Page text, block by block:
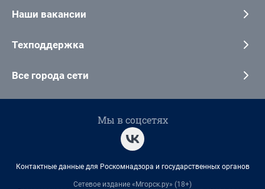
Наши вакансии
Техподдержка
Все города сети
Мы в соцсетях
Контактные данные для Роскомнадзора и государственных органов
Сетевое издание «Мгорск.ру» (18+)